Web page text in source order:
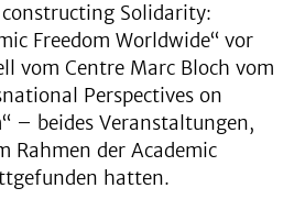
Solidarity:
Freedom Worldwide“ vor
vom Centre Marc Bloch vom
Perspectives on
– beides Veranstaltungen,
Rahmen der Academic
hatten.